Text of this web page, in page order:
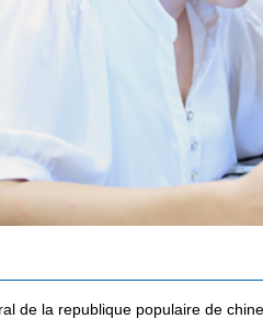
de la republique populaire de